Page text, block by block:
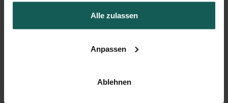
Alle zulassen
Anpassen
Ablehnen